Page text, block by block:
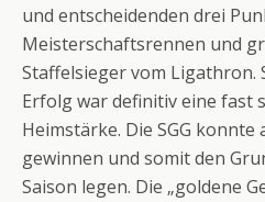
und entscheidenden drei
Meisterschaftsrennen und
Staffelsieger vom Ligathron.
Erfolg war definitiv eine fast
Heimstärke. Die SGG konnte
gewinnen und somit den
Saison legen. Die „goldene